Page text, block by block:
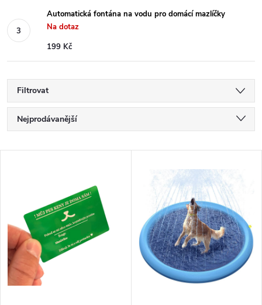
Automatická fontána na vodu pro domácí mazlíčky
Na dotaz
199 Kč
Filtrovat
a
z
p
r
o
d
Nejprodávanější
s
p
r
o